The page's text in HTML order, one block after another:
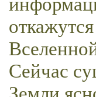
Сейчас